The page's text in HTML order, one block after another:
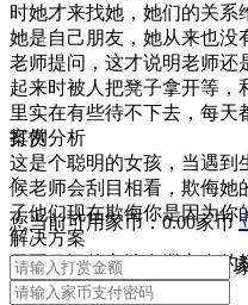
时她才来找她，她们的关
她是自己朋友，她从来也没
老师提问，这才说明老师还
起来时被人把凳子拿开等，
里实在有些待不下去，每天
案例分析
这是个聪明的女孩，当遇到
候老师会刮目相看，欺侮她
子他们现在欺侮你是因为你
解决方案
用写日记的方法发泄心中的
赏
打赏
×
您当前可用家币：0.00家币